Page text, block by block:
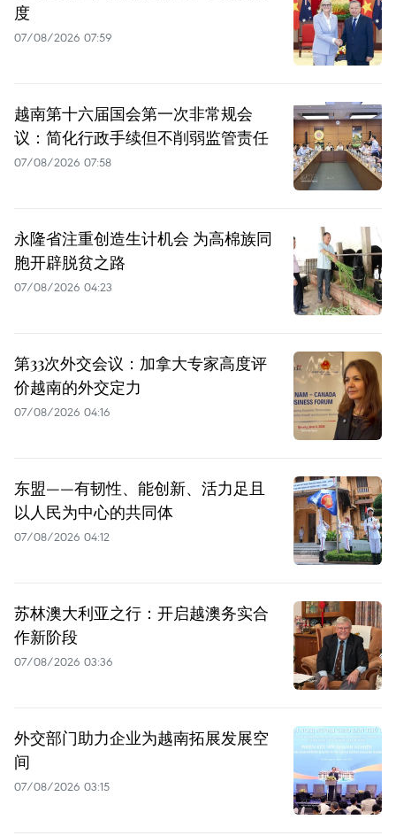
度
07/08/2026 07:59
越南第十六届国会第一次非常规会
议：简化行政手续但不削弱监管责任
07/08/2026 07:58
永隆省注重创造生计机会 为高棉族同
胞开辟脱贫之路
07/08/2026 04:23
第33次外交会议：加拿大专家高度评
价越南的外交定力
07/08/2026 04:16
东盟——有韧性、能创新、活力足且
以人民为中心的共同体
07/08/2026 04:12
苏林澳大利亚之行：开启越澳务实合
作新阶段
07/08/2026 03:36
外交部门助力企业为越南拓展发展空
间
07/08/2026 03:15